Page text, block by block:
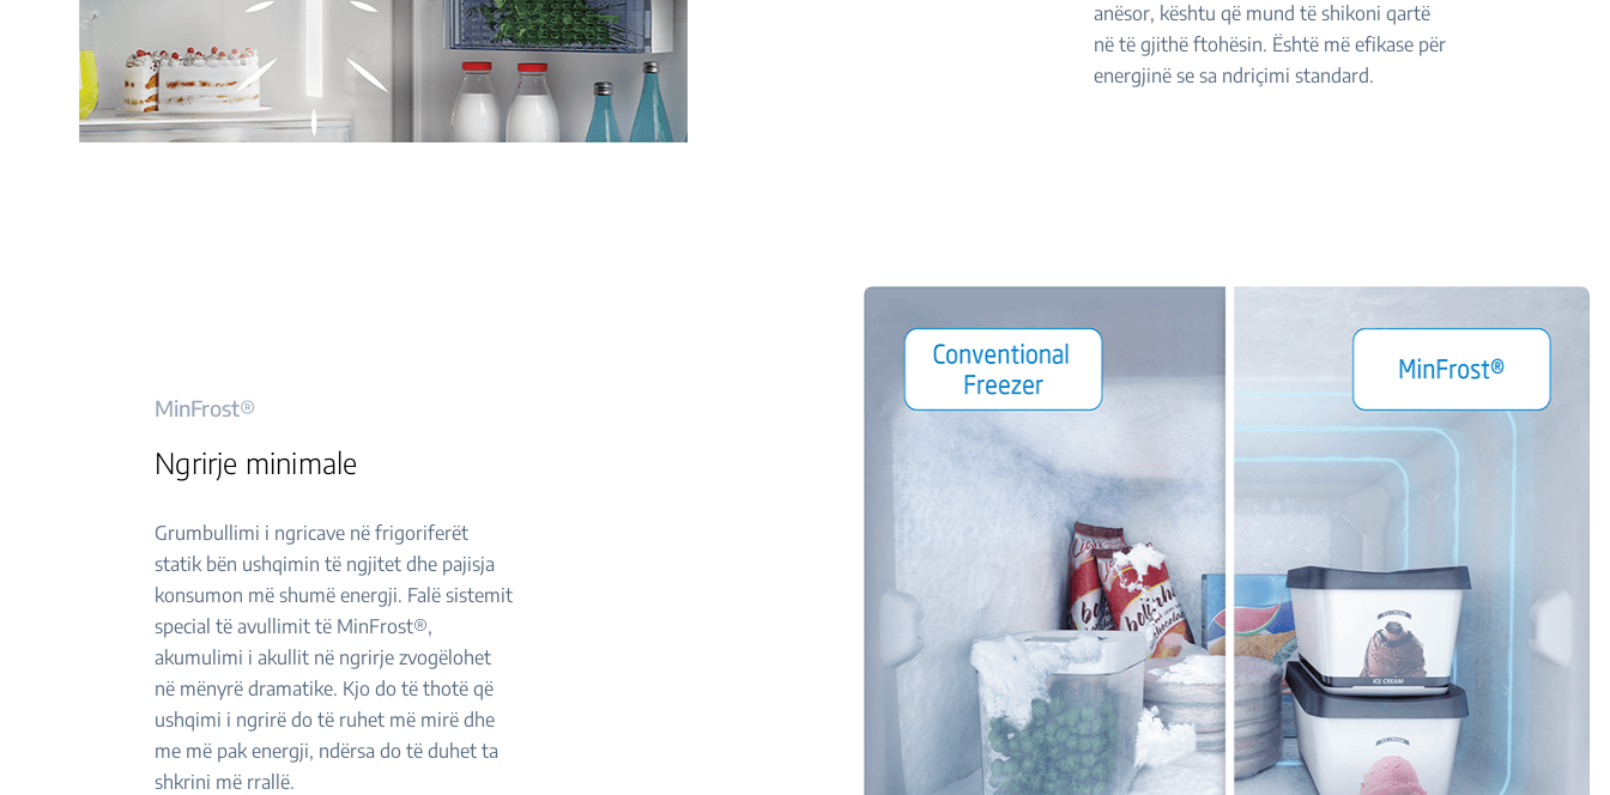
anësor, kështu që mund të shikoni qartë
në të gjithë ftohësin. Është më efikase për
energjinë se sa ndriçimi standard.
MinFrost®
Ngrirje minimale
Grumbullimi i ngricave në frigoriferët
statik bën ushqimin të ngjitet dhe pajisja
konsumon më shumë energji. Falë sistemit
special të avullimit të MinFrost®,
akumulimi i akullit në ngrirje zvogëlohet
në mënyrë dramatike. Kjo do të thotë që
ushqimi i ngrirë do të ruhet më mirë dhe
me më pak energji, ndërsa do të duhet ta
shkrini më rrallë.